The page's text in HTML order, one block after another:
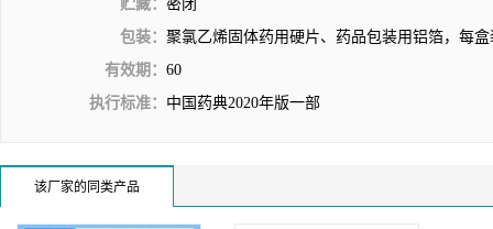
贮藏： 密闭
包装： 聚氯乙烯固体药用硬片、药品包装用铝箔，每盒
有效期： 60
执行标准： 中国药典2020年版一部
该厂家的同类产品